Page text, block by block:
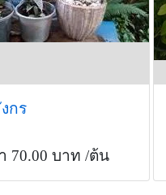
กร
70.00 บาท /ต้น